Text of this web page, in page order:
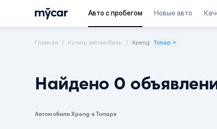
Авто с пробегом Новые авто
Главная Купить автомобиль Xpeng Топар
Найдено 0
Автомобили Xpeng в Топаре